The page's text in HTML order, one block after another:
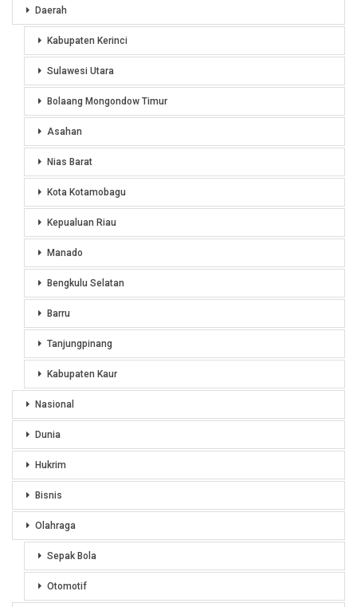
Daerah
Kabupaten Kerinci
Sulawesi Utara
Bolaang Mongondow Timur
Asahan
Nias Barat
Kota Kotamobagu
Kepualuan Riau
Manado
Bengkulu Selatan
Barru
Tanjungpinang
Kabupaten Kaur
Nasional
Dunia
Hukrim
Bisnis
Olahraga
Sepak Bola
Otomotif